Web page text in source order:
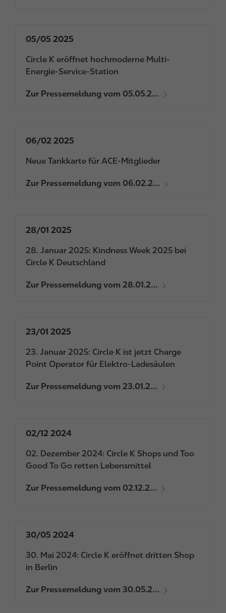
05/05 2025
Circle K eröffnet hochmoderne Multi-
Energie-Service-Station
Zur Pressemeldung vom 05.05.2…
06/02 2025
Neue Tankkarte für ACE-Mitglieder
Zur Pressemeldung vom 06.02.2…
28/01 2025
28. Januar 2025: Kindness Week 2025 bei
Circle K Deutschland
Zur Pressemeldung vom 28.01.2…
23/01 2025
23. Januar 2025: Circle K ist jetzt Charge
Point Operator für Elektro-Ladesäulen
Zur Pressemeldung vom 23.01.2…
02/12 2024
02. Dezember 2024: Circle K Shops und Too
Good To Go retten Lebensmittel
Zur Pressemeldung vom 02.12.2…
30/05 2024
30. Mai 2024: Circle K eröffnet dritten Shop
in Berlin
Zur Pressemeldung vom 30.05.2…